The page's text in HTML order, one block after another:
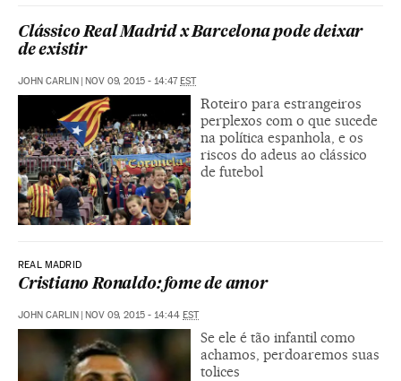
Clássico Real Madrid x Barcelona pode deixar
de existir
JOHN CARLIN | NOV 09, 2015 - 14:47EST
Roteiro para estrangeiros
perplexos com o que sucede
na política espanhola, e os
riscos do adeus ao clássico
de futebol
REAL MADRID
Cristiano Ronaldo: fome de amor
JOHN CARLIN | NOV 09, 2015 - 14:44 EST
Se ele é tão infantil como
achamos, perdoaremos suas
tolices